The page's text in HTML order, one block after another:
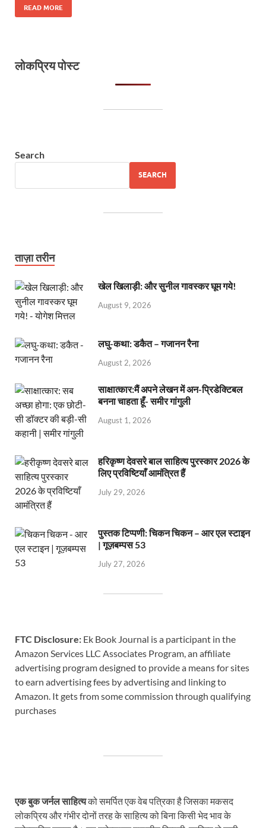
READ MORE
लोकप्रिय पोस्ट
Search
SEARCH
ताज़ा तरीन
खेल खिलाड़ी: और सुनील गावस्कर घूम गये!
August 9, 2026
लघु-कथा: डकैत – गजानन रैना
August 2, 2026
साक्षात्कार:मैं अपने लेखन में अन-प्रिडेक्टिबल
बनना चाहता हूँ- समीर गांगुली
August 1, 2026
हरिकृष्ण देवसरे बाल साहित्य पुरस्कार 2026 के
लिए प्रविष्टियाँ आमंत्रित हैं
July 29, 2026
पुस्तक टिप्पणी: चिकन चिकन – आर एल स्टाइन
| गूज़बम्पस 53
July 27, 2026
FTC Disclosure: Ek Book Journal is a participant in the
Amazon Services LLC Associates Program, an affiliate
advertising program designed to provide a means for sites
to earn advertising fees by advertising and linking to
Amazon. It gets from some commission through qualifying
purchases
एक बुक जर्नल साहित्यको समर्पित एक वेब पत्रिका है जिसका मकसद
लोकप्रिय और गंभीर दोनों तरह के साहित्य को बिना किसी भेद भाव के